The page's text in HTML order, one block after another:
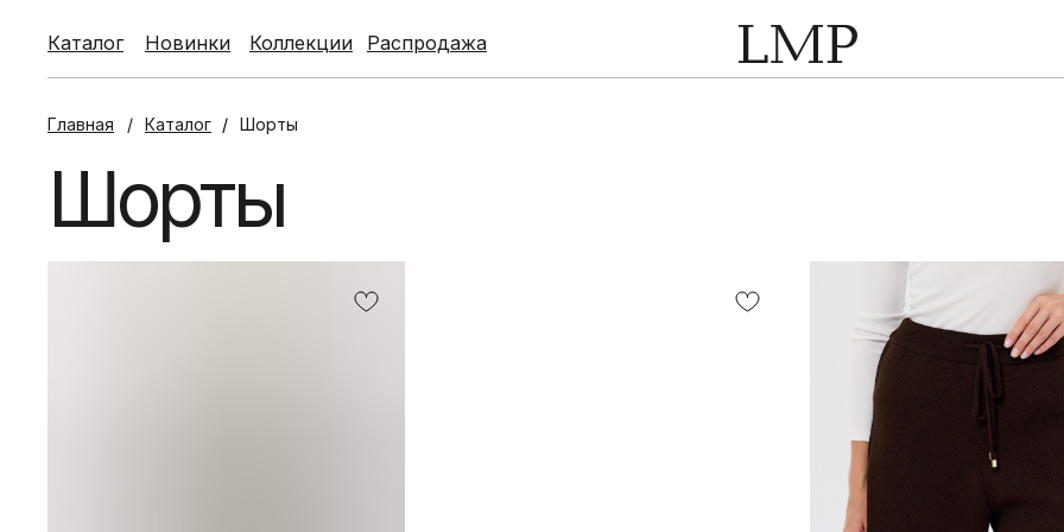
Распродажа
Коллекции
Новинки
Каталог Коллекции Распродажа
Новинки
Каталог
Шорты
/
Каталог
/
Главная
Шорты